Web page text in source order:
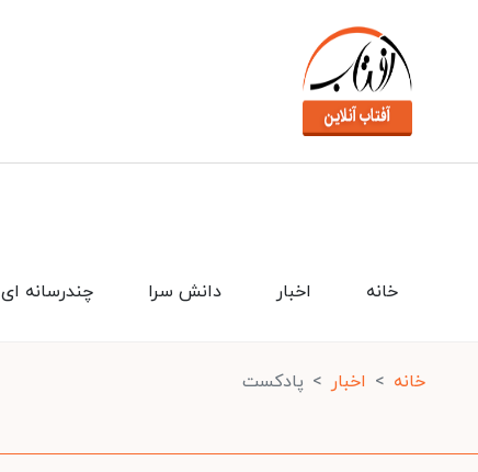
چندرسانه ای دانش سرا اخبار خانه
خانه اخبار پادکست